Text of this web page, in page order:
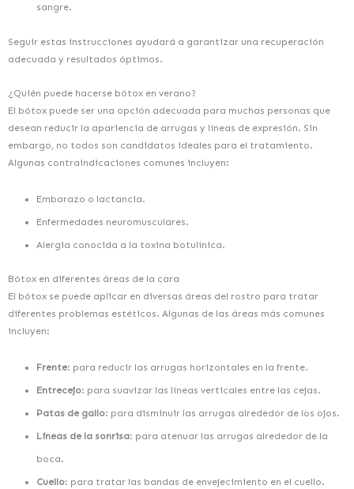
sangre.
Seguir estas instrucciones ayudará a garantizar una recuperación
adecuada y resultados óptimos.
¿Quién puede hacerse bótox en verano?
El bótox puede ser una opción adecuada para muchas personas que
desean reducir la apariencia de arrugas y líneas de expresión. Sin
embargo, no todos son candidatos ideales para el tratamiento.
Algunas contraindicaciones comunes incluyen:
Embarazo o lactancia.
Enfermedades neuromusculares.
Alergia conocida a la toxina botulínica.
Bótox en diferentes áreas de la cara
El bótox se puede aplicar en diversas áreas del rostro para tratar
diferentes problemas estéticos. Algunas de las áreas más comunes
incluyen:
Frente: para reducir las arrugas horizontales en la frente.
Entrecejo: para suavizar las líneas verticales entre las cejas.
Patas de gallo: para disminuir las arrugas alrededor de los ojos.
Líneas de la sonrisa: para atenuar las arrugas alrededor de la
boca.
Cuello: para tratar las bandas de envejecimiento en el cuello.